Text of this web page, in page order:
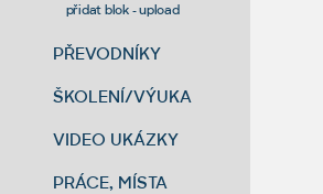
přidat blok - upload
PŘEVODNÍKY
ŠKOLENÍ/VÝUKA
VIDEO UKÁZKY
PRÁCE, MÍSTA